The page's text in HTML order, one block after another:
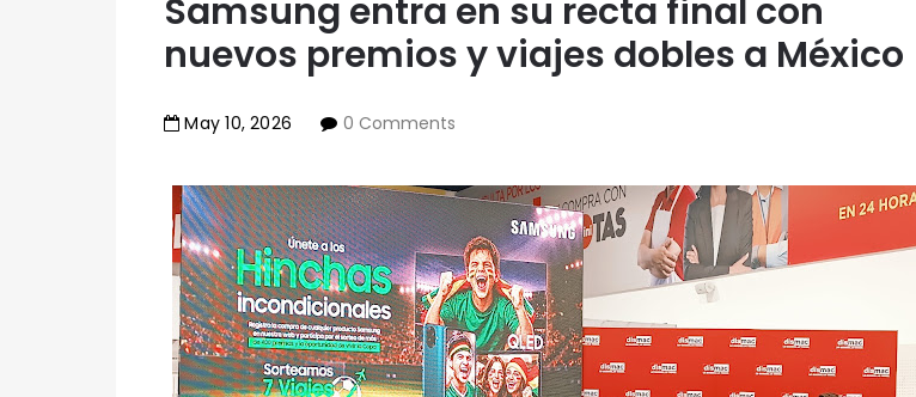
Samsung entra en su recta final con
nuevos premios y viajes dobles a México
May 10,2026 0 Comments